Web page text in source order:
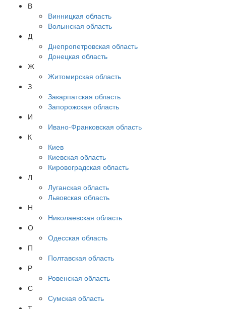
В
Винницкая область
Волынская область
Д
Днепропетровская область
Донецкая область
Ж
Житомирская область
З
Закарпатская область
Запорожская область
И
Ивано-Франковская область
К
Киев
Киевская область
Кировоградская область
Л
Луганская область
Львовская область
Н
Николаевская область
О
Одесская область
П
Полтавская область
Р
Ровенская область
С
Сумская область